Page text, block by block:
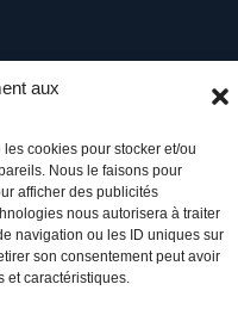
aux
cookies pour stocker et/ou
Nous le faisons pour
afficher des publicités
nous autorisera à traiter
navigation ou les ID uniques sur
son consentement peut avoir
et caractéristiques.
Retour à l’accueil